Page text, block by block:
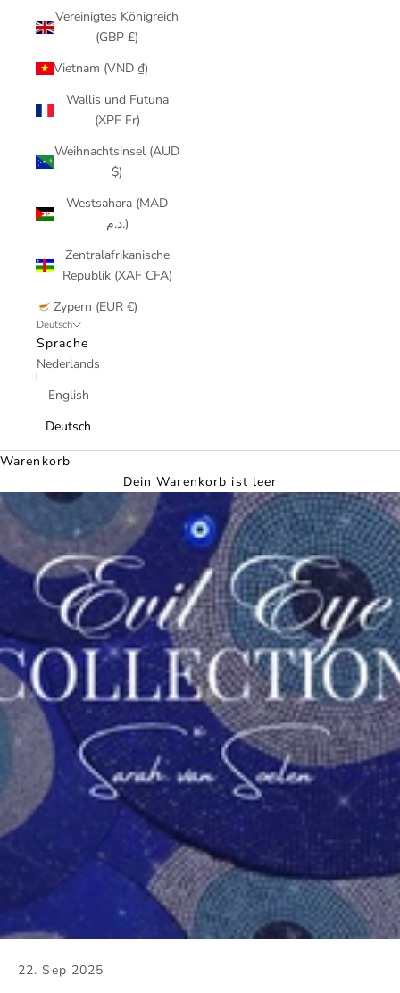
Vereinigtes Königreich
(GBP £)
Vietnam (VND ₫)
Wallis und Futuna
(XPF Fr)
Weihnachtsinsel (AUD
$)
Westsahara (MAD
د.م.)
Zentralafrikanische
Republik (XAF CFA)
Zypern (EUR €)
Deutsch
Sprache
Nederlands
English
Deutsch
Warenkorb
Dein Warenkorb ist leer
22. Sep 2025